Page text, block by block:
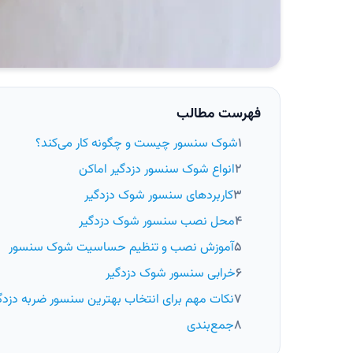
فهرست مطالب
شوک سنسور چیست و چگونه کار می‌کند؟
انواع شوک سنسور دزدگیر اماکن
کاربردهای سنسور شوک دزدگیر
محل نصب سنسور شوک دزدگیر
آموزش نصب و تنظیم حساسیت شوک سنسور
خرابی سنسور شوک دزدگیر
نکات مهم برای انتخاب بهترین سنسور ضربه
جمع‌بندی